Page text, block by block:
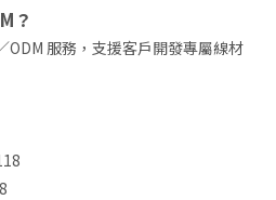
？
ODM 服務，支援客戶開發專屬線材